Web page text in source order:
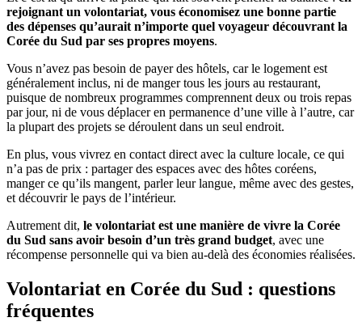
rejoignant un volontariat, vous économisez une bonne partie
des dépenses qu’aurait n’importe quel voyageur découvrant la
Corée du Sud par ses propres moyens.
Vous n’avez pas besoin de payer des hôtels, car le logement est
généralement inclus, ni de manger tous les jours au restaurant,
puisque de nombreux programmes comprennent deux ou trois repas
par jour, ni de vous déplacer en permanence d’une ville à l’autre, car
la plupart des projets se déroulent dans un seul endroit.
En plus, vous vivrez en contact direct avec la culture locale, ce qui
n’a pas de prix : partager des espaces avec des hôtes coréens,
manger ce qu’ils mangent, parler leur langue, même avec des gestes,
et découvrir le pays de l’intérieur.
Autrement dit, le volontariat est une manière de vivre la Corée
du Sud sans avoir besoin d’un très grand budget, avec une
récompense personnelle qui va bien au-delà des économies réalisées.
Volontariat en Corée du Sud : questions
fréquentes